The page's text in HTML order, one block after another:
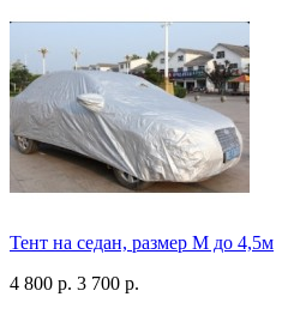
Тент на седан, размер М до 4,5м
4 800 р. 3 700 р.